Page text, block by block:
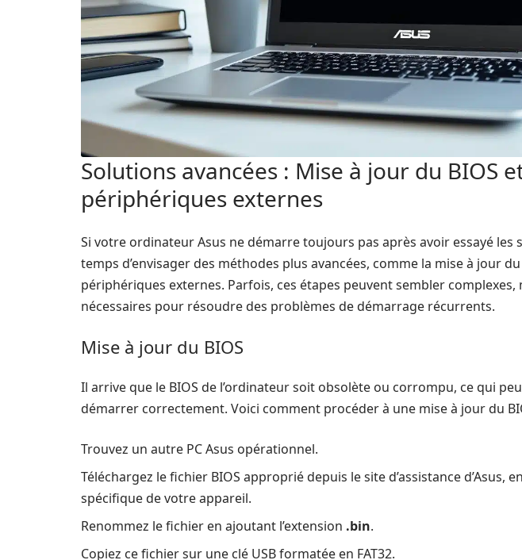
Solutions avancées : Mise à jour du BIOS
périphériques externes
Si votre ordinateur Asus ne démarre toujours pas après avoir essayé les
temps d’envisager des méthodes plus avancées, comme la mise à jour
périphériques externes. Parfois, ces étapes peuvent sembler complexes,
nécessaires pour résoudre des problèmes de démarrage récurrents.
Mise à jour du BIOS
Il arrive que le BIOS de l’ordinateur soit obsolète ou corrompu, ce qui
démarrer correctement. Voici comment procéder à une mise à jour du
Trouvez un autre PC Asus opérationnel.
Téléchargez le fichier BIOS approprié depuis le site d’assistance d’Asus,
spécifique de votre appareil.
Renommez le fichier en ajoutant l’extension .bin.
Copiez ce fichier sur une clé USB formatée en FAT32.